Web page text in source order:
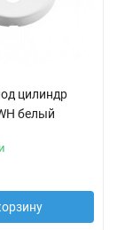
цилиндр
белый